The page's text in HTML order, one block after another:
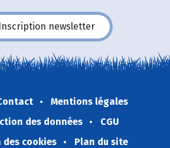
Inscription newsletter
Mentions légales
des données
CGU
des cookies
Plan du site